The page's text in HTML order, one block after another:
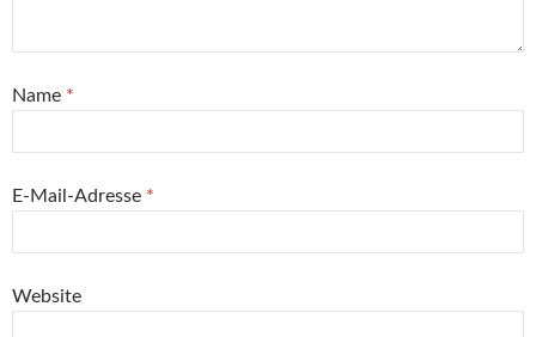
Name *
E-Mail-Adresse *
Website